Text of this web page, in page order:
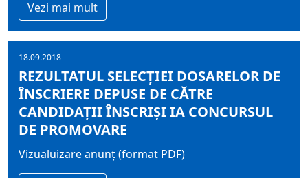
Vezi mai mult
18.09.2018
REZULTATUL SELECŢIEI DOSARELOR DE
ÎNSCRIERE DEPUSE DE CĂTRE
CANDIDAŢII ÎNSCRIŞI IA CONCURSUL
DE PROMOVARE
Vizualuizare anunț (format PDF)